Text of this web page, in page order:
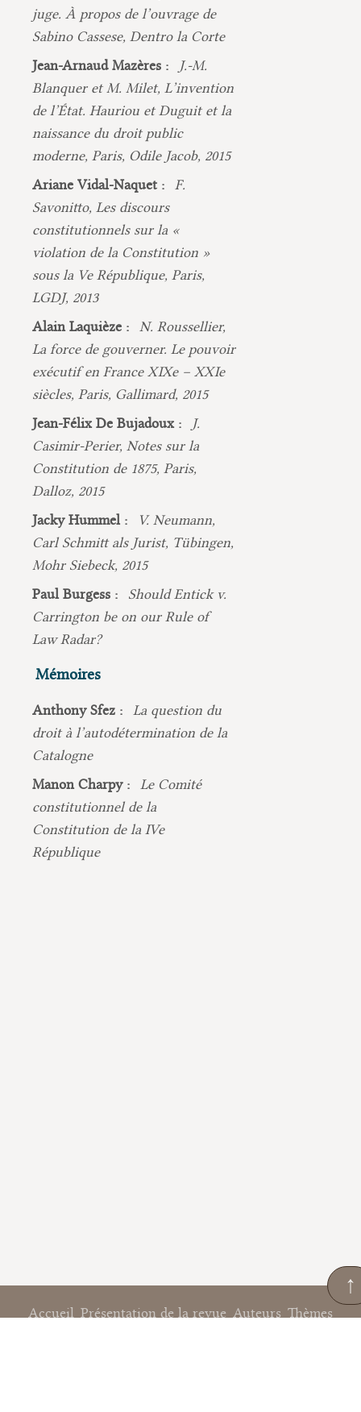
juge. À propos de l’ouvrage de
Sabino Cassese, Dentro la Corte
Jean-Arnaud Mazères :
J.-M.
Blanquer et M. Milet, L’invention
de l’État. Hauriou et Duguit et la
naissance du droit public
moderne, Paris, Odile Jacob, 2015
Ariane Vidal-Naquet :
F.
Savonitto, Les discours
constitutionnels sur la «
violation de la Constitution »
sous la Ve République, Paris,
LGDJ, 2013
Alain Laquièze :
N. Roussellier,
La force de gouverner. Le pouvoir
exécutif en France XIXe – XXIe
siècles, Paris, Gallimard, 2015
Jean-Félix De Bujadoux :
J.
Casimir-Perier, Notes sur la
Constitution de 1875, Paris,
Dalloz, 2015
Jacky Hummel :
V. Neumann,
Carl Schmitt als Jurist, Tübingen,
Mohr Siebeck, 2015
Paul Burgess :
Should Entick v.
Carrington be on our Rule of
Law Radar?
Mémoires
Anthony Sfez :
La question du
droit à l’autodétermination de la
Catalogne
Manon Charpy :
Le Comité
constitutionnel de la
Constitution de la IVe
République
↑
Accueil Présentation de la revue Auteurs Thèmes